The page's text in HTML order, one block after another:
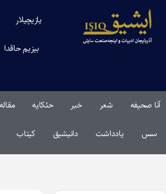
یازیچیلار
بیزیم حاقدا
آنا صحیفه شعر خبر حئکایه مقاله‌
سس یادداشت دانیشیق کیتاب